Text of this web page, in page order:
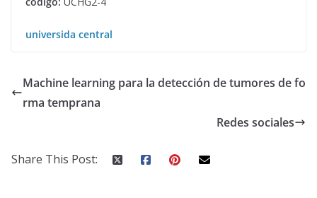
universida central
Machine learning para la detección de tumores de fo
rma temprana
Redes sociales
Share This Post: